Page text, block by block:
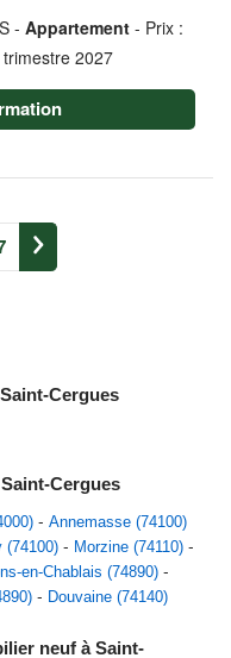
- Appartement - Prix :
2027
Cergues
Cergues
Annemasse (74100)
(74100)
Morzine (74110)
en-Chablais (74890)
Douvaine (74140)
neuf à Saint-